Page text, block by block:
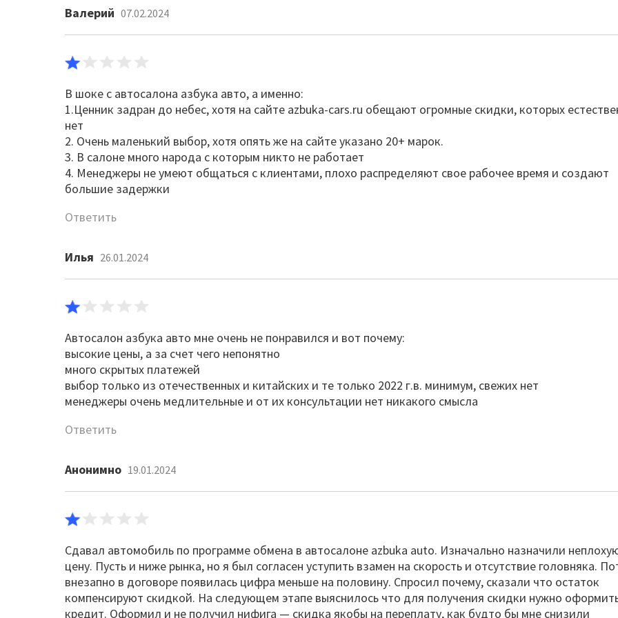
Валерий 07.02.2024
В шоке с автосалона азбука авто, а именно:
1.Ценник задран до небес, хотя на сайте azbuka-cars.ru обещают огромные скидки, которых
нет
2. Очень маленький выбор, хотя опять же на сайте указано 20+ марок.
3. В салоне много народа с которым никто не работает
4. Менеджеры не умеют общаться с клиентами, плохо распределяют свое рабочее время и создают
большие задержки
Ответить
Илья 26.01.2024
Автосалон азбука авто мне очень не понравился и вот почему:
высокие цены, а за счет чего непонятно
много скрытых платежей
выбор только из отечественных и китайских и те только 2022 г.в. минимум, свежих нет
менеджеры очень медлительные и от их консультации нет никакого смысла
Ответить
Анонимно 19.01.2024
Сдавал автомобиль по программе обмена в автосалоне azbuka auto. Изначально назначили
цену. Пусть и ниже рынка, но я был согласен уступить взамен на скорость и отсутствие головняка.
внезапно в договоре появилась цифра меньше на половину. Спросил почему, сказали что остаток
компенсируют скидкой. На следующем этапе выяснилось что для получения скидки нужно
кредит. Оформил и не получил нифига — скидка якобы на переплату, как будто бы мне снизили